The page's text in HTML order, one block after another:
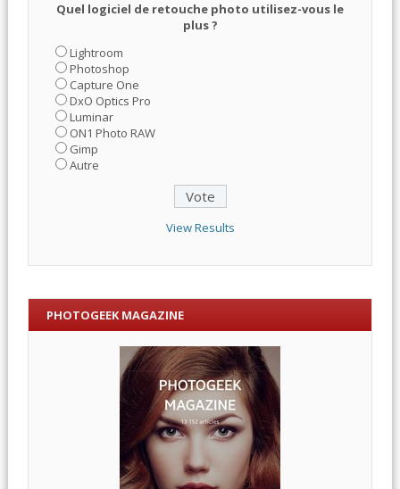
Quel logiciel de retouche photo utilisez-vous le
plus ?
Lightroom
Photoshop
Capture One
DxO Optics Pro
Luminar
ON1 Photo RAW
Gimp
Autre
View Results
PHOTOGEEK MAGAZINE